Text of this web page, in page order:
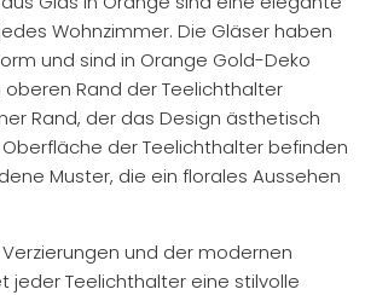
Wohnzimmer. Die Gläser haben
und sind in Orange Gold-Deko
Rand der Teelichthalter
Rand, der das Design ästhetisch
der Teelichthalter befinden
Muster, die ein florales Aussehen
und der modernen
jeder Teelichthalter eine stilvolle